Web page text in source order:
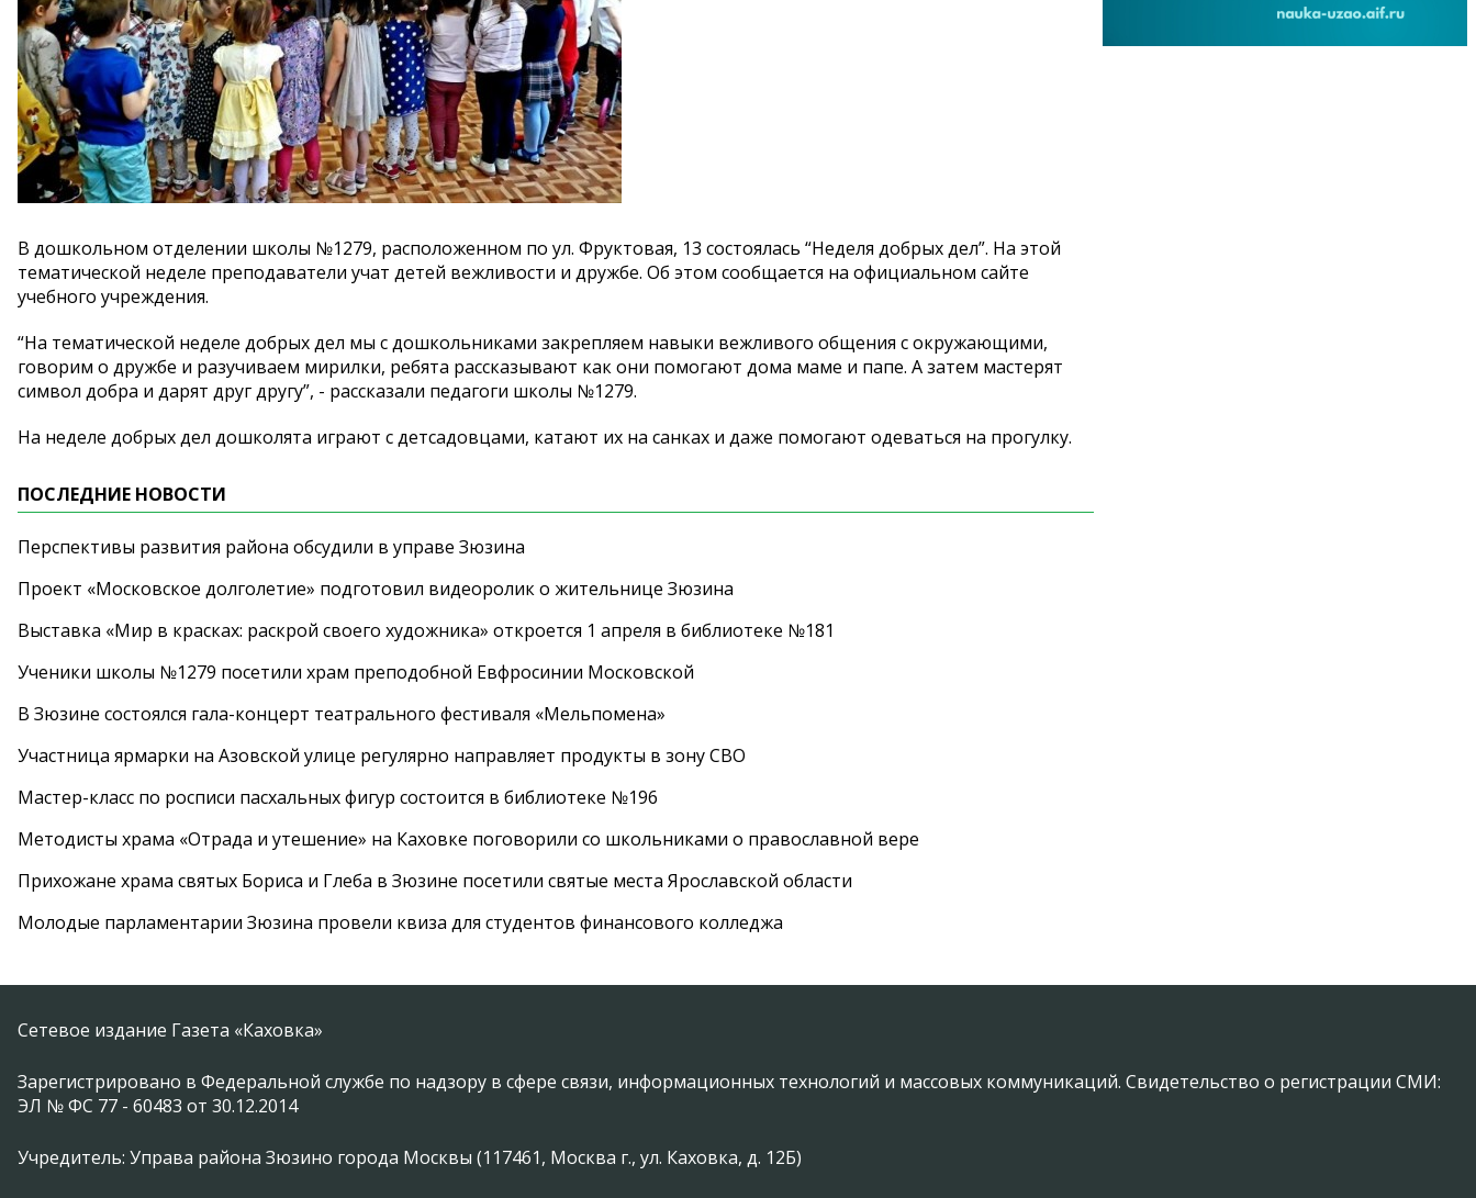
В дошкольном отделении школы №1279, расположенном по ул. Фруктовая, 13 состоялась “Неделя добрых дел”. На этой
тематической неделе преподаватели учат детей вежливости и дружбе. Об этом сообщается на официальном сайте
учебного учреждения.
“На тематической неделе добрых дел мы с дошкольниками закрепляем навыки вежливого общения с окружающими,
говорим о дружбе и разучиваем мирилки, ребята рассказывают как они помогают дома маме и папе. А затем мастерят
символ добра и дарят друг другу”, - рассказали педагоги школы №1279.
На неделе добрых дел дошколята играют с детсадовцами, катают их на санках и даже помогают одеваться на прогулку.
ПОСЛЕДНИЕ НОВОСТИ
Перспективы развития района обсудили в управе Зюзина
Проект «Московское долголетие» подготовил видеоролик о жительнице Зюзина
Выставка «Мир в красках: раскрой своего художника» откроется 1 апреля в библиотеке №181
Ученики школы №1279 посетили храм преподобной Евфросинии Московской
В Зюзине состоялся гала-концерт театрального фестиваля «Мельпомена»
Участница ярмарки на Азовской улице регулярно направляет продукты в зону СВО
Мастер-класс по росписи пасхальных фигур состоится в библиотеке №196
Методисты храма «Отрада и утешение» на Каховке поговорили со школьниками о православной вере
Прихожане храма святых Бориса и Глеба в Зюзине посетили святые места Ярославской области
Молодые парламентарии Зюзина провели квиза для студентов финансового колледжа
Сетевое издание Газета «Каховка»
Зарегистрировано в Федеральной службе по надзору в сфере связи, информационных технологий и массовых коммуникаций. Свидетельство о регистрации СМИ:
ЭЛ № ФС 77 - 60483 от 30.12.2014
Учредитель: Управа района Зюзино города Москвы (117461, Москва г., ул. Каховка, д. 12Б)